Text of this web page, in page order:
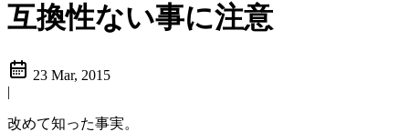
互換性ない事に注意
23 Mar, 2015
|
改めて知った事実。